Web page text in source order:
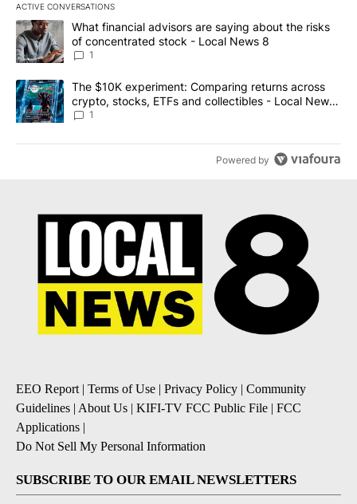
ACTIVE CONVERSATIONS
The following is a list of the most commented articles in the last
A trending article titled "What financial advisors are saying
What financial advisors are saying about the risks
of concentrated stock - Local News 8
1
A trending article titled "The $10K experiment: Comparing
The $10K experiment: Comparing returns across
crypto, stocks, ETFs and collectibles - Local News
8
1
Powered by
EEO Report | Terms of Use | Privacy Policy | Community
Guidelines | About Us | KIFI-TV FCC Public File | FCC
Applications |
Do Not Sell My Personal Information
SUBSCRIBE TO OUR EMAIL NEWSLETTERS